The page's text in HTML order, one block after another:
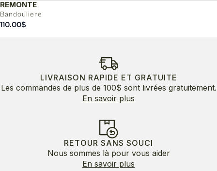
REMONTE
Bandouliere
110.00$
LIVRAISON RAPIDE ET GRATUITE
Les commandes de plus de 100$ sont livrées gratuitement.
En savoir plus
RETOUR SANS SOUCI
Nous sommes là pour vous aider
En savoir plus